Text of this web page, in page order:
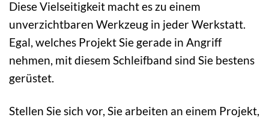
Diese Vielseitigkeit macht es zu einem
unverzichtbaren Werkzeug in jeder Werkstatt.
Egal, welches Projekt Sie gerade in Angriff
nehmen, mit diesem Schleifband sind Sie bestens
gerüstet.
Stellen Sie sich vor, Sie arbeiten an einem Projekt,